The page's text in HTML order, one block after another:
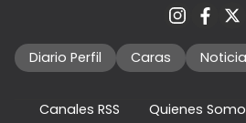
Diario Perfil Caras
Canales RSS Quienes